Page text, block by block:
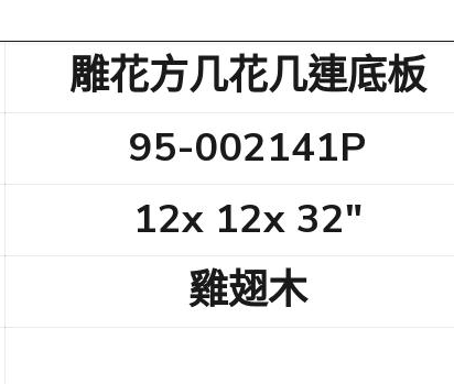
雕花方几花几連底板
95-002141P
12x 12x 32"
雞翅木